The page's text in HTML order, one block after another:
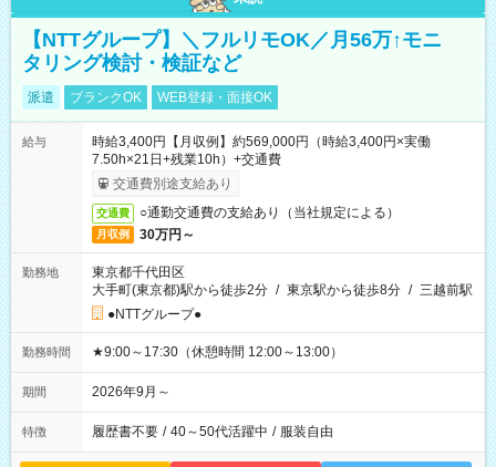
【NTTグループ】＼フルリモOK／月56万↑モニ
タリング検討・検証など
派遣 ブランクOK WEB登録・面接OK
給与
時給3,400円【月収例】約569,000円（時給3,400円×実働
7.50h×21日+残業10h）+交通費
交通費別途支給あり
交通費 ○通勤交通費の支給あり（当社規定による）
月収例 30万円～
勤務地
東京都千代田区
大手町(東京都)駅から徒歩2分 / 東京駅から徒歩8分 / 三越前駅
●NTTグループ●
勤務時間 ★9:00～17:30（休憩時間 12:00～13:00）
期間 2026年9月～
特徴 履歴書不要 / 40～50代活躍中 / 服装自由